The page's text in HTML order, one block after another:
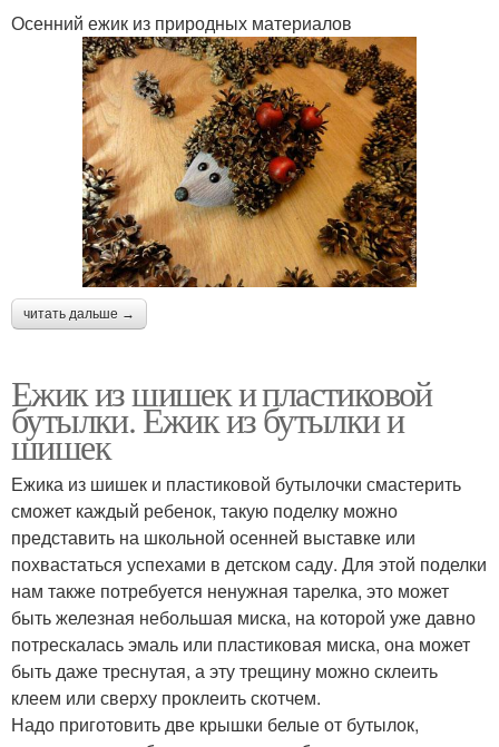
Осенний ежик из природных материалов
читать дальше →
Ежик из шишек и пластиковой
бутылки. Ежик из бутылки и
шишек
Ежика из шишек и пластиковой бутылочки смастерить
сможет каждый ребенок, такую поделку можно
представить на школьной осенней выставке или
похвастаться успехами в детском саду. Для этой поделки
нам также потребуется ненужная тарелка, это может
быть железная небольшая миска, на которой уже давно
потрескалась эмаль или пластиковая миска, она может
быть даже треснутая, а эту трещину можно склеить
клеем или сверху проклеить скотчем.
Надо приготовить две крышки белые от бутылок,